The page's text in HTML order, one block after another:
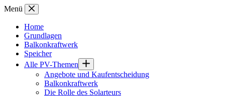
Zum
springen
Menü
Home
Grundlagen
Balkonkraftwerk
Speicher
Alle PV-Themen
Angebote und Kaufentscheidung
Balkonkraftwerk
Die Rolle des Solarteurs